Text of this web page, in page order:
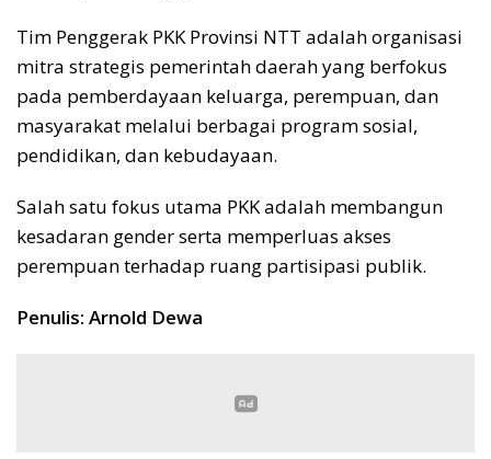
Tim Penggerak PKK Provinsi NTT adalah organisasi
mitra strategis pemerintah daerah yang berfokus
pada pemberdayaan keluarga, perempuan, dan
masyarakat melalui berbagai program sosial,
pendidikan, dan kebudayaan.
Salah satu fokus utama PKK adalah membangun
kesadaran gender serta memperluas akses
perempuan terhadap ruang partisipasi publik.
Penulis: Arnold Dewa